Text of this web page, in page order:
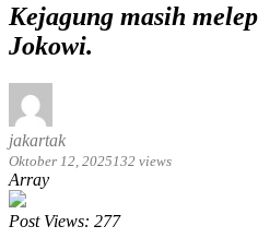
Kejagung masih
Jokowi.
jakartak
Oktober 12, 2025 132 views
Array
Post Views: 277